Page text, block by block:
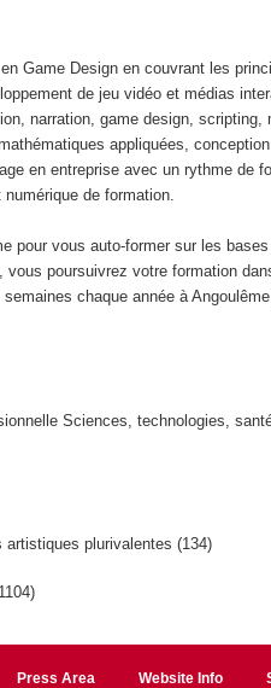
Game Design en couvrant les
de jeu vidéo et médias
narration, game design, scripting,
appliquées,
en entreprise avec un rythme de
de formation.
pour vous auto-former sur les bases
poursuivrez votre formation
chaque année à
Sciences, technologies,
plurivalentes (134)
Press Area Website Info